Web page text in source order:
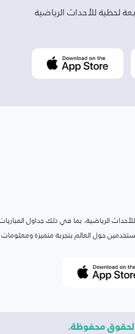
لحظية للأحداث الرياضية
الرياضية، بما في ذلك جداول
حول العالم بتجربة متميزة